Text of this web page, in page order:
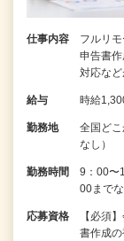
仕事内容
フルリ
申告書
対応な
給与 時給
勤務地
全国ど
なし）
勤務時間
9：00〜
00まで
応募資格
【必須
書作成